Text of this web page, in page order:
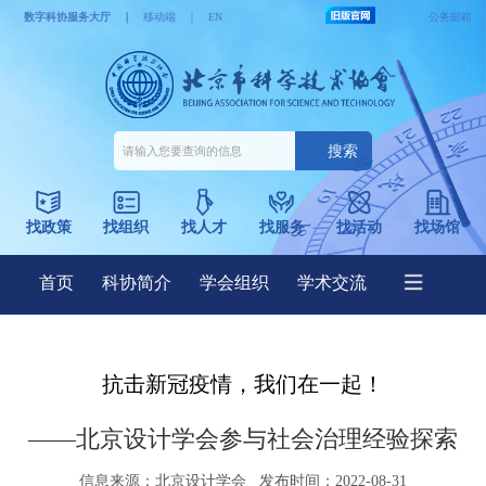
抗击新冠疫情，我们在一起！
——北京设计学会参与社会治理经验探索
信息来源： 北京设计学会 发布时间：2022-08-31